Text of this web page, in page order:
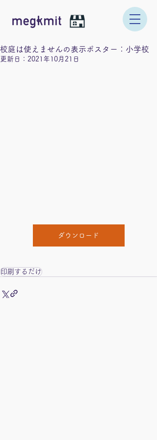
校庭は使えませんの表示ポスター：小学校
更新日： 2021年10月21日
ダウンロード
印刷するだけ